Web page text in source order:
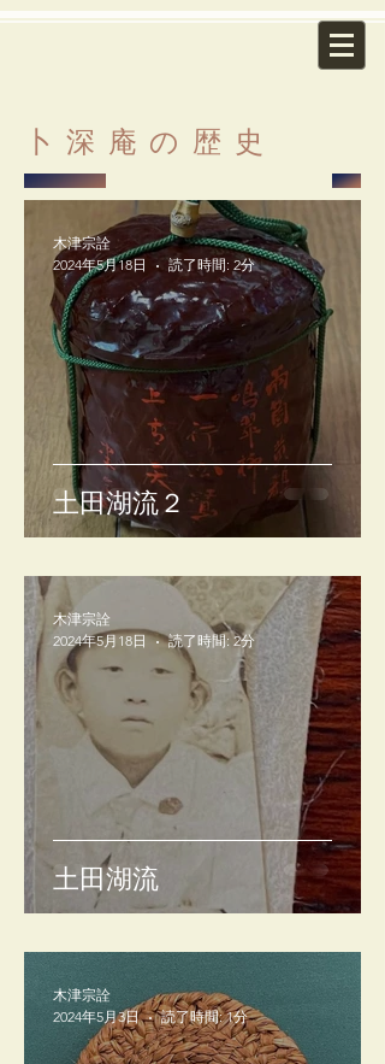
卜​深庵の歴史
土田湖流２
木津宗詮
2024年5月18日
読了時間: 2分
土田湖流
木津宗詮
2024年5月18日
読了時間: 2分
木津宗詮
2024年5月3日
読了時間: 1分